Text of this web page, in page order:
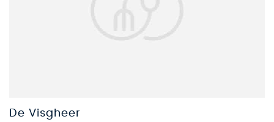
De Visgheer